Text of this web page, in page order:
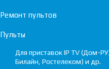
Ремонт пультов
Пульты
Для приставок IP TV (Дом-РУ,
Билайн, Ростелеком) и др.